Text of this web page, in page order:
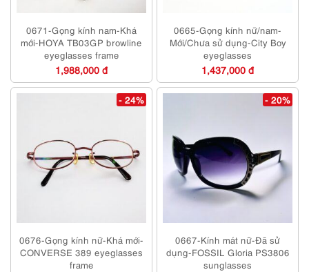
0671-Gọng kính nam-Khá
mới-HOYA TB03GP browline
eyeglasses frame
1,988,000 đ
0665-Gọng kính nữ/nam-
Mới/Chưa sử dụng-City Boy
eyeglasses
1,437,000 đ
- 24%
0676-Gọng kính nữ-Khá mới-
CONVERSE 389 eyeglasses
frame
- 20%
0667-Kính mát nữ-Đã sử
dụng-FOSSIL Gloria PS3806
sunglasses